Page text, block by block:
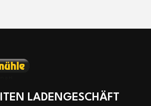
LADENGESCHÄFT